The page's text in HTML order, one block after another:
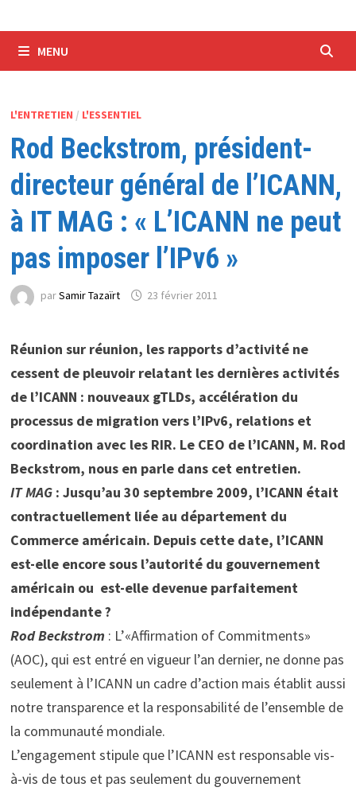
MENU
L'ENTRETIEN / L'ESSENTIEL
Rod Beckstrom, président-
directeur général de l’ICANN,
à IT MAG : « L’ICANN ne peut
pas imposer l’IPv6 »
parSamir Tazaïrt 23 février 2011
Réunion sur réunion, les rapports d’activité ne
cessent de pleuvoir relatant les dernières activités
de l’ICANN : nouveaux gTLDs, accélération du
processus de migration vers l’IPv6, relations et
coordination avec les RIR. Le CEO de l’ICANN, M. Rod
Beckstrom, nous en parle dans cet entretien.
IT MAG: Jusqu’au 30 septembre 2009, l’ICANN était
contractuellement liée au département du
Commerce américain. Depuis cette date, l’ICANN
est-elle encore sous l’autorité du gouvernement
américain ou est-elle devenue parfaitement
indépendante ?
Rod Beckstrom : L’«Affirmation of Commitments»
(AOC), qui est entré en vigueur l’an dernier, ne donne pas
seulement à l’ICANN un cadre d’action mais établit aussi
notre transparence et la responsabilité de l’ensemble de
la communauté mondiale.
L’engagement stipule que l’ICANN est responsable vis-
à-vis de tous et pas seulement du gouvernement